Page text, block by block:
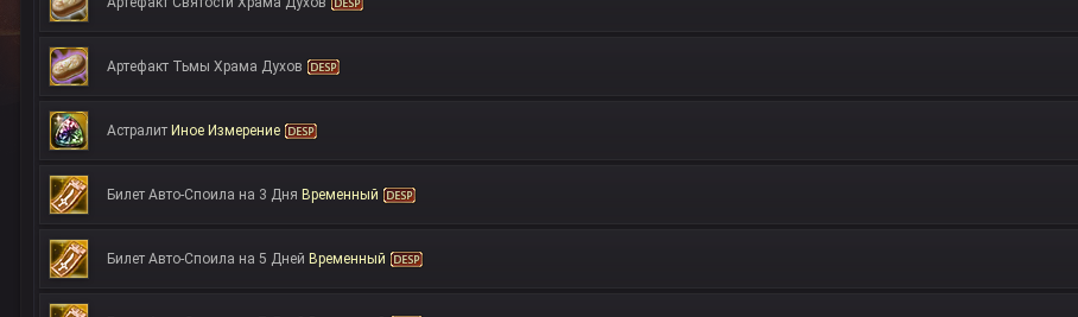
Артефакт Тьмы Храма Духов
Астралит Иное Измерение
Билет Авто-Споила на 3 Дня Временный
Билет Авто-Споила на 5 Дней Временный